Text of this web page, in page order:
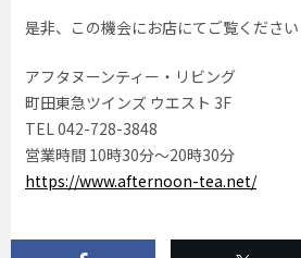
是非、この機会にお店にてご覧くださ
アフタヌーンティー・リビング
町田東急ツインズ ウエスト 3F
TEL 042-728-3848
営業時間 10時30分〜20時30分
https://www.afternoon-tea.net/